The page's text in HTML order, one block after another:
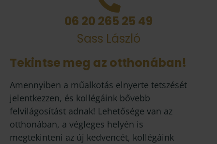
06 20 265 25 49
Sass László
Tekintse meg az otthonában!
Amennyiben a műalkotás elnyerte tetszését
jelentkezzen, és kollégáink bővebb
felvilágosítást adnak! Lehetősége van az
otthonában, a végleges helyén is
megtekinteni az új kedvencét, kollégáink